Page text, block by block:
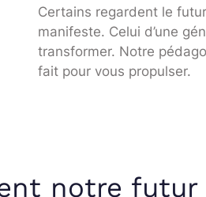
Certains regardent le
manifeste. Celui d’une
transformer. Notre
fait pour vous propulser.
notre futur